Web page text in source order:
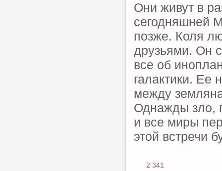
Они живут в
сегодняшней
позже. Коля
друзьями. Он
все об
галактики. Ее
между
Однажды зло,
и все миры
этой встречи
2 341